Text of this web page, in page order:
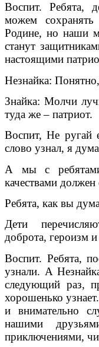
Воспит. Ребята,
можем
Родине, но наши
станут
настоящими
Незнайка:
Знайка: Молчи
туда же – патриот.
Воспит, Не ругай
слово узнал, я
А мы с
качествами должен
Ребята, как вы
Дети
доброта, героизм и
Воспит. Ребята,
узнали. А
следующий раз,
хорошенько
и внимательно
нашими
приключениями,